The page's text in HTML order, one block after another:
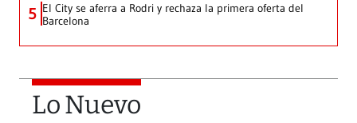
5 El City se aferra a Rodri y rechaza la primera oferta del
Barcelona
Lo Nuevo